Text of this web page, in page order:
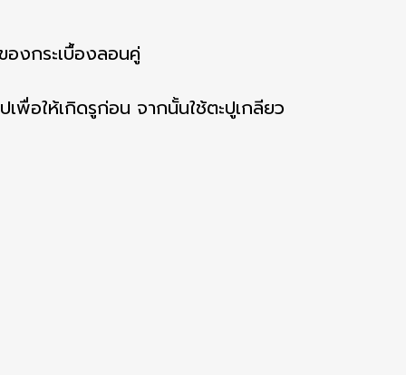
องกระเบื้องลอนคู่
พื่อให้เกิดรูก่อน จากนั้นใช้ตะปูเกลียว